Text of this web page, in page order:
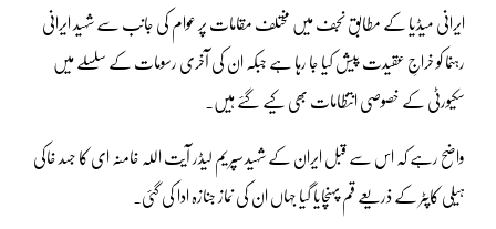
ایرانی میڈیا کے مطابق نجف میں مختلف مقامات پر عوام کی جانب سے شہید ایرانی
رہنما کو خراجِ عقیدت پیش کیا جا رہا ہے جبکہ ان کی آخری رسومات کے سلسلے میں
سکیورٹی کے خصوصی انتظامات بھی کیے گئے ہیں۔
واضح رہے کہ اس سے قبل ایران کے شہید سپریم لیڈر آیت اللہ خامنہ ای کا جسد خاکی
ہیلی کاپٹر کے ذریعے قم پہنچایا گیا جہاں ان کی نماز جنازہ ادا کی گئی۔